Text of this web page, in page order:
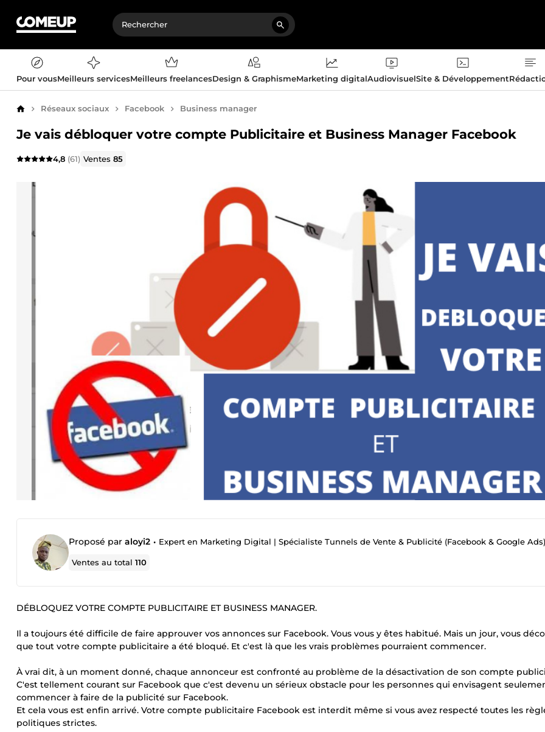
Pour vousMeilleurs servicesMeilleurs freelancesDesign & GraphismeMarketing digitalAudiovisuelSite & Développement
AccueilRéseaux sociaux Facebook Business manager
Je vais débloquer votre compte Publicitaire et Business Manager Facebook
4,8 (61) Ventes85
Proposé par aloyi2 • Expert en Marketing Digital | Spécialiste Tunnels de Vente & Publicité (Facebook & Google Ads)
Ventes au total110
DÉBLOQUEZ VOTRE COMPTE PUBLICITAIRE ET BUSINESS MANAGER.
Il a toujours été difficile de faire approuver vos annonces sur Facebook. Vous vous y êtes habitué. Mais un jour, vous
que tout votre compte publicitaire a été bloqué. Et c'est là que les vrais problèmes pourraient commencer.
À vrai dit, à un moment donné, chaque annonceur est confronté au problème de la désactivation de son compte
C'est tellement courant sur Facebook que c'est devenu un sérieux obstacle pour les personnes qui envisagent
commencer à faire de la publicité sur Facebook.
Et cela vous est enfin arrivé. Votre compte publicitaire Facebook est interdit même si vous avez respecté toutes les
politiques strictes.